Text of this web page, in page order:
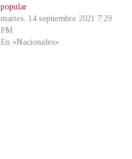
popular
martes, 14 septiembre 2021 7:29
PM
En «Nacionales»